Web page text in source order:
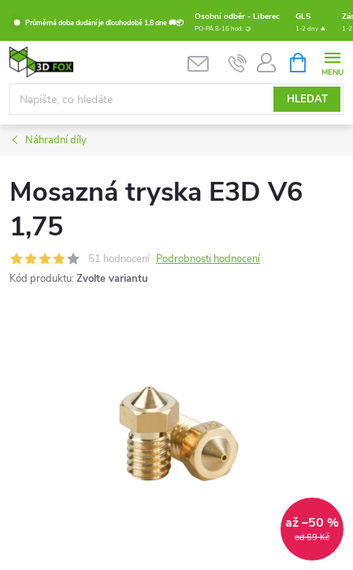
obsah
Průměrná doba dodání je dlouhodobě 1,8 dne 🚚📦
Osobní odběr - Liberec GLS
PO-PÁ 8-16 hod. 🤝 1-2 dny 🔥 1-
HLEDAT
NÁKUPNÍ
KOŠÍK
Náhradní díly
Mosazná tryska E3D V6
1,75
51 hodnocení Podrobnosti hodnocení
Kód produktu: Zvolte variantu
od 69 Kč
až –50 %